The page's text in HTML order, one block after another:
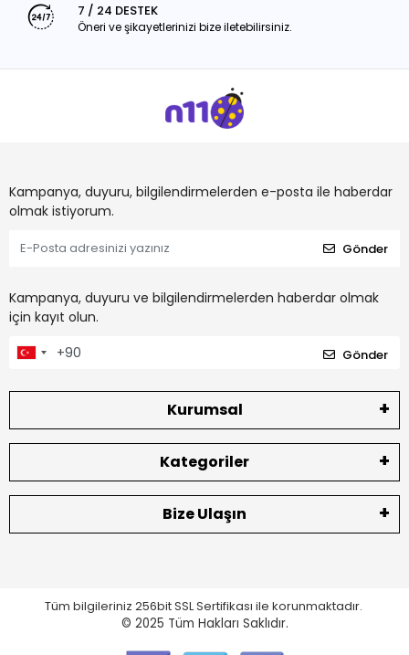
7 / 24 DESTEK
Öneri ve şikayetlerinizi bize iletebilirsiniz.
Kampanya, duyuru, bilgilendirmelerden e-posta ile haberdar
olmak istiyorum.
Gönder
Kampanya, duyuru ve bilgilendirmelerden haberdar olmak
için kayıt olun.
Gönder
Kurumsal
Kategoriler
Bize Ulaşın
Tüm bilgileriniz 256bit SSL Sertifikası ile korunmaktadır.
© 2025 Tüm Hakları Saklıdır.